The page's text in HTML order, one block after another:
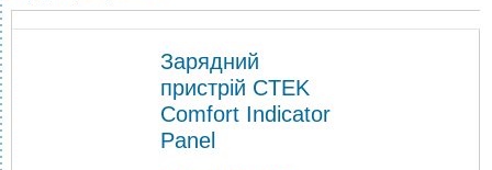
Зарядний
пристрій CTEK
Comfort Indicator
Panel